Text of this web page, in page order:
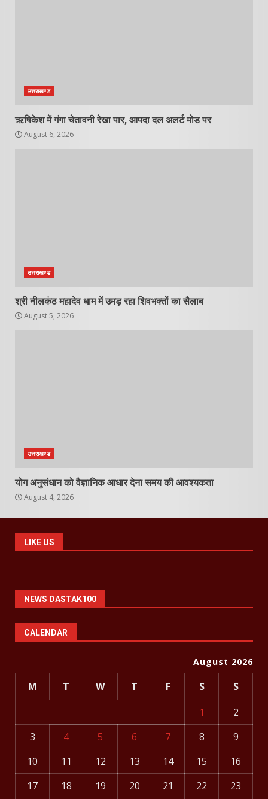
उत्तराखण्ड
ऋषिकेश में गंगा चेतावनी रेखा पार, आपदा दल अलर्ट मोड पर
August 6, 2026
उत्तराखण्ड
श्री नीलकंठ महादेव धाम में उमड़ रहा शिवभक्तों का सैलाब
August 5, 2026
उत्तराखण्ड
योग अनुसंधान को वैज्ञानिक आधार देना समय की आवश्यकता
August 4, 2026
LIKE US
NEWS DASTAK100
CALENDAR
August 2026
M T W T F S
S
1
2
3
4 5 6 7 8
9
10
11 12 13 14 15
16
17
18 19 20 21 22 23